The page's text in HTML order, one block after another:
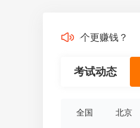
试四个专业，哪个更赚钱？
考试动态
全国 北京